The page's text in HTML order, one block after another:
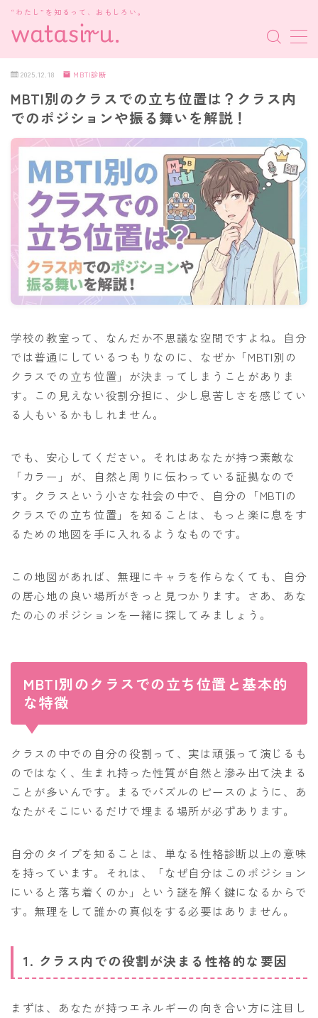
“わたし”を知るって、おもしろい。
MENU
MBTI診断
HSP・HSE
新着記事
2025.12.18 MBTI診断
MBTI別のクラスでの立ち位置は？クラス内
でのポジションや振る舞いを解説！
学校の教室って、なんだか不思議な空間ですよね。自分
では普通にしているつもりなのに、なぜか「MBTI別の
クラスでの立ち位置」が決まってしまうことがありま
す。この見えない役割分担に、少し息苦しさを感じてい
る人もいるかもしれません。
でも、安心してください。それはあなたが持つ素敵な
「カラー」が、自然と周りに伝わっている証拠なので
す。クラスという小さな社会の中で、自分の「MBTIの
クラスでの立ち位置」を知ることは、もっと楽に息をす
るための地図を手に入れるようなものです。
この地図があれば、無理にキャラを作らなくても、自分
の居心地の良い場所がきっと見つかります。さあ、あな
たの心のポジションを一緒に探してみましょう。
MBTI別のクラスでの立ち位置と基本的
な特徴
クラスの中での自分の役割って、実は頑張って演じるも
のではなく、生まれ持った性質が自然と滲み出て決まる
ことが多いんです。まるでパズルのピースのように、あ
なたがそこにいるだけで埋まる場所が必ずあります。
自分のタイプを知ることは、単なる性格診断以上の意味
を持っています。それは、「なぜ自分はこのポジション
にいると落ち着くのか」という謎を解く鍵になるからで
す。無理をして誰かの真似をする必要はありません。
1. クラス内での役割が決まる性格的な要因
まずは、あなたが持つエネルギーの向き合い方に注目し